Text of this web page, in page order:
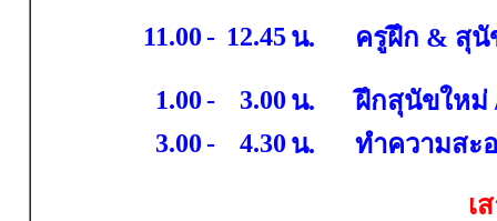
11.00- 12.45น. ครูฝึก & สุนั
1.00- 3.00 น. ฝึกสุนัขใหม่
3.00- 4.30 น. ทำความสะ
เ